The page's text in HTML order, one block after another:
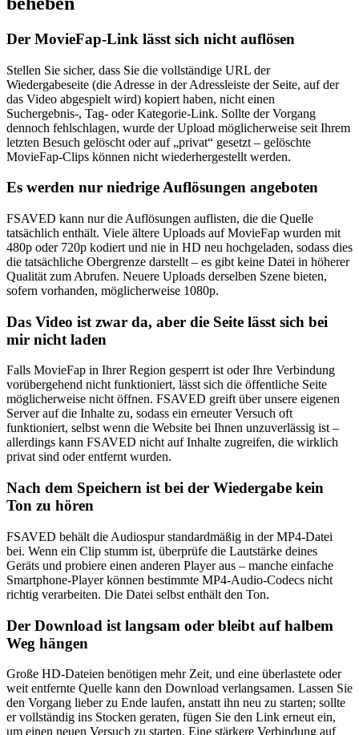
Der MovieFap-Link lässt sich nicht auflösen
Stellen Sie sicher, dass Sie die vollständige URL der
Wiedergabeseite (die Adresse in der Adressleiste der Seite, auf der
das Video abgespielt wird) kopiert haben, nicht einen
Suchergebnis-, Tag- oder Kategorie-Link. Sollte der Vorgang
dennoch fehlschlagen, wurde der Upload möglicherweise seit Ihrem
letzten Besuch gelöscht oder auf „privat“ gesetzt – gelöschte
MovieFap-Clips können nicht wiederhergestellt werden.
Es werden nur niedrige Auflösungen angeboten
FSAVED kann nur die Auflösungen auflisten, die die Quelle
tatsächlich enthält. Viele ältere Uploads auf MovieFap wurden mit
480p oder 720p kodiert und nie in HD neu hochgeladen, sodass dies
die tatsächliche Obergrenze darstellt – es gibt keine Datei in höherer
Qualität zum Abrufen. Neuere Uploads derselben Szene bieten,
sofern vorhanden, möglicherweise 1080p.
Das Video ist zwar da, aber die Seite lässt sich bei
mir nicht laden
Falls MovieFap in Ihrer Region gesperrt ist oder Ihre Verbindung
vorübergehend nicht funktioniert, lässt sich die öffentliche Seite
möglicherweise nicht öffnen. FSAVED greift über unsere eigenen
Server auf die Inhalte zu, sodass ein erneuter Versuch oft
funktioniert, selbst wenn die Website bei Ihnen unzuverlässig ist –
allerdings kann FSAVED nicht auf Inhalte zugreifen, die wirklich
privat sind oder entfernt wurden.
Nach dem Speichern ist bei der Wiedergabe kein
Ton zu hören
FSAVED behält die Audiospur standardmäßig in der MP4-Datei
bei. Wenn ein Clip stumm ist, überprüfe die Lautstärke deines
Geräts und probiere einen anderen Player aus – manche einfache
Smartphone-Player können bestimmte MP4-Audio-Codecs nicht
richtig verarbeiten. Die Datei selbst enthält den Ton.
Der Download ist langsam oder bleibt auf halbem
Weg hängen
Große HD-Dateien benötigen mehr Zeit, und eine überlastete oder
weit entfernte Quelle kann den Download verlangsamen. Lassen Sie
den Vorgang lieber zu Ende laufen, anstatt ihn neu zu starten; sollte
er vollständig ins Stocken geraten, fügen Sie den Link erneut ein,
um einen neuen Versuch zu starten. Eine stärkere Verbindung auf